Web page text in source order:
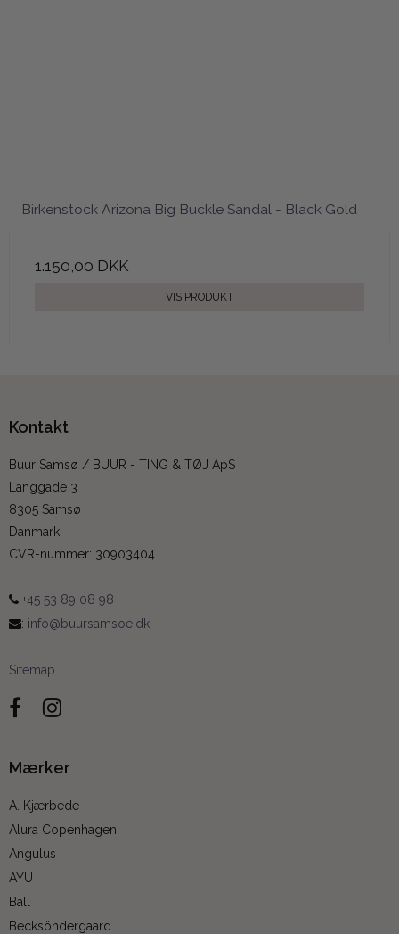
Birkenstock Arizona Big Buckle Sandal - Black Gold
1.150,00 DKK
VIS PRODUKT
Kontakt
Buur Samsø / BUUR - TING & TØJ ApS
Langgade 3
8305 Samsø
Danmark
CVR-nummer: 30903404
+45 53 89 08 98
: info@buursamsoe.dk
Sitemap
Mærker
A. Kjærbede
Alura Copenhagen
Angulus
AYU
Ball
Becksöndergaard